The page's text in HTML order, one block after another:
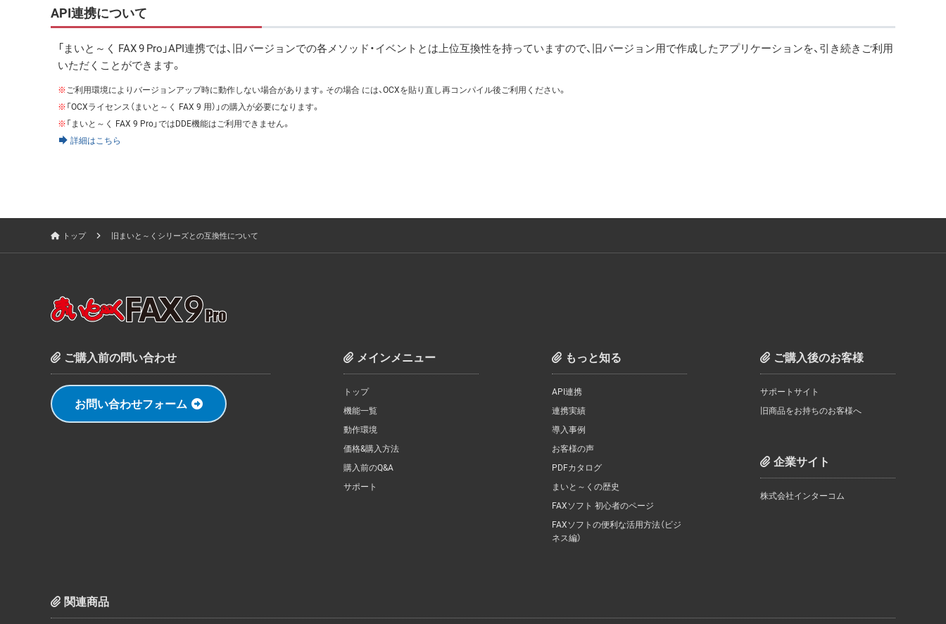
API連携について
「まいと～く FAX 9 Pro」API連携では、旧バージョンでの各メソッド・イベントとは上位互換性を持っていますので、旧バージョン用で作成したアプリケーションを、引き続きご利用
いただくことができます。
※ご利用環境によりバージョンアップ時に動作しない場合があります。その場合 には、OCXを貼り直し再コンパイル後ご利用ください。
※「OCXライセンス（まいと～く FAX 9 用）」の購入が必要になります。
※「まいと～く FAX 9 Pro」ではDDE機能はご利用できません。
詳細はこちら
トップ 旧まいと～くシリーズとの互換性について
ご購入前の問い合わせ
お問い合わせフォーム
メインメニュー
トップ
機能一覧
動作環境
価格&購入方法
購入前のQ&A
サポート
もっと知る
API連携
連携実績
導入事例
お客様の声
PDFカタログ
まいと～くの歴史
FAXソフト 初心者のページ
FAXソフトの便利な活用方法（ビジ
ネス編）
ご購入後のお客様
サポートサイト
旧商品をお持ちのお客様へ
企業サイト
株式会社インターコム
関連商品